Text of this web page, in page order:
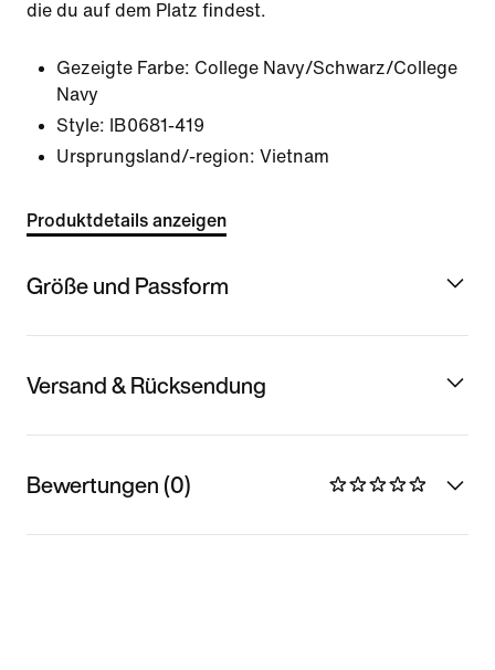
die du auf dem Platz findest.
Gezeigte Farbe: College Navy/Schwarz/College
Navy
Style:
IB0681-419
Ursprungsland/-region: Vietnam
Produktdetails anzeigen
Größe und Passform
Versand & Rücksendung
Bewertungen (0)